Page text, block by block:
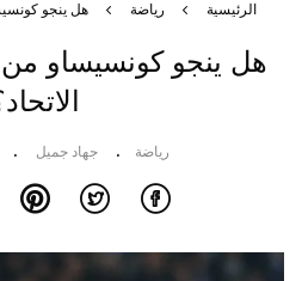
الرئيسية رياضة هل ينجو
هل ينجو كونسيساو من
رياضة جهاد جميل